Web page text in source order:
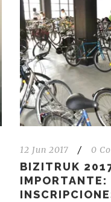
12 Jun 2017 / 0
BIZITRUK
IMPORTANTE: